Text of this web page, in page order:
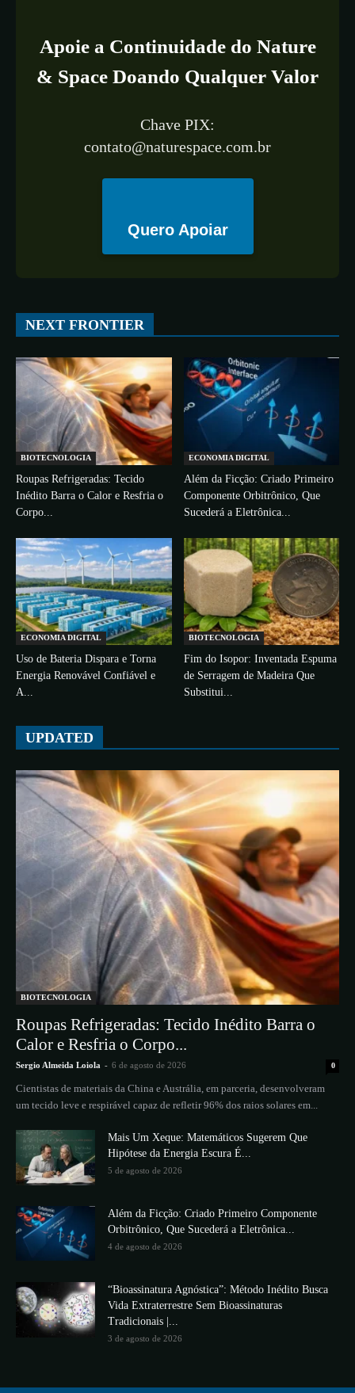
Apoie a Continuidade do Nature
& Space Doando Qualquer Valor
Chave PIX:
contato@naturespace.com.br
Quero Apoiar
NEXT FRONTIER
BIOTECNOLOGIA
Roupas Refrigeradas: Tecido
Inédito Barra o Calor e Resfria o
Corpo...
ECONOMIA DIGITAL
Além da Ficção: Criado Primeiro
Componente Orbitrônico, Que
Sucederá a Eletrônica...
ECONOMIA DIGITAL
Uso de Bateria Dispara e Torna
Energia Renovável Confiável e
A...
BIOTECNOLOGIA
Fim do Isopor: Inventada Espuma
de Serragem de Madeira Que
Substitui...
UPDATED
BIOTECNOLOGIA
Roupas Refrigeradas: Tecido Inédito Barra o
Calor e Resfria o Corpo...
Sergio Almeida Loiola - 6 de agosto de 2026 0
Cientistas de materiais da China e Austrália, em parceria, desenvolveram
um tecido leve e respirável capaz de refletir 96% dos raios solares em...
Mais Um Xeque: Matemáticos Sugerem Que
Hipótese da Energia Escura É...
5 de agosto de 2026
Além da Ficção: Criado Primeiro Componente
Orbitrônico, Que Sucederá a Eletrônica...
4 de agosto de 2026
“Bioassinatura Agnóstica”: Método Inédito Busca
Vida Extraterrestre Sem Bioassinaturas
Tradicionais |...
3 de agosto de 2026